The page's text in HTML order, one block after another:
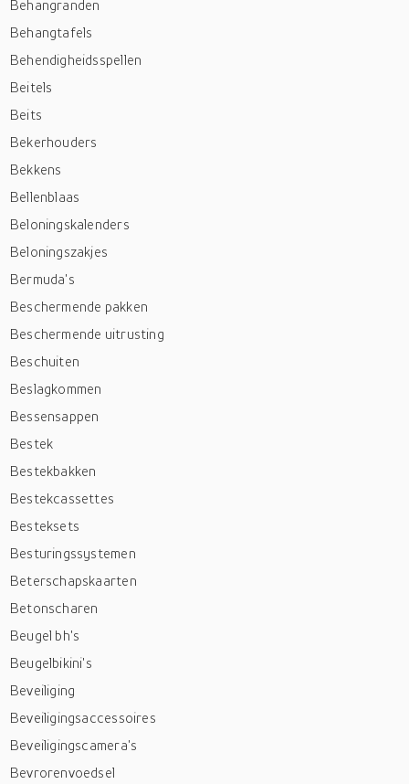
Behangranden
Behangtafels
Behendigheidsspellen
Beitels
Beits
Bekerhouders
Bekkens
Bellenblaas
Beloningskalenders
Beloningszakjes
Bermuda's
Beschermende pakken
Beschermende uitrusting
Beschuiten
Beslagkommen
Bessensappen
Bestek
Bestekbakken
Bestekcassettes
Besteksets
Besturingssystemen
Beterschapskaarten
Betonscharen
Beugel bh's
Beugelbikini's
Beveiliging
Beveiligingsaccessoires
Beveiligingscamera's
Bevrorenvoedsel